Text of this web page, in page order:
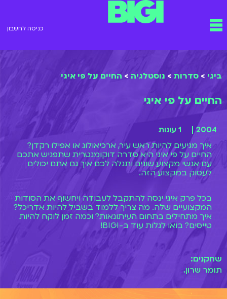
תפריט כניסה לחשבון
ביגי > סדרות > נוסטלגיה > החיים על פי איגי
החיים על פי איגי
2004 |
1 עונות
איך מגיעים להיות ראש עיר, ארכיאולוג או אפילו רקדן?
החיים על פי איגי היא סדרה דוקומנטרית שתפגיש אתכם
עם אנשי מקצוע שונים ותגלה לכם איך גם אתם יכולים
לעסוק במקצוע הזה.
בכל פרק איגי ינסה להתקבל לעבודה ויחשוף את הסודות
המקצועיים שלה. מה צריך ללמוד בשביל להיות אדריכל?
איך מתחילים בתחום העיתונאות? וכמה זמן לוקח להיות
טייסים? בואו לגלות עוד ב-BIGI!
שחקנים:
תומר שרון.